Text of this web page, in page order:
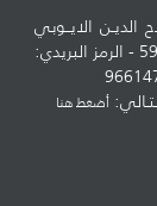
الايــوبي
(الستين) - شـارع المنفلوطي ص.ب: الرياض 5973 - الرمز البريدي:
أضغط هنا